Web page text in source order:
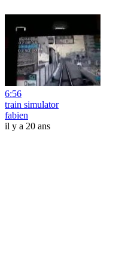
6:56
train simulator
fabien
il y a 20 ans